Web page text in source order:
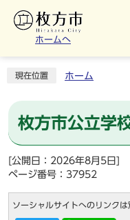
ホームへ
現在位置 ホーム
枚方市公立学
[公開日：2026年8月5日]
ページ番号：37952
ソーシャルサイトへのリンク